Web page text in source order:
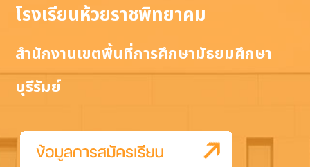
โรงเรียนห้วยราชพิทยาคม
สำนักงานเขตพื้นที่การศึกษามัธยมศึกษา
บุรีรัมย์